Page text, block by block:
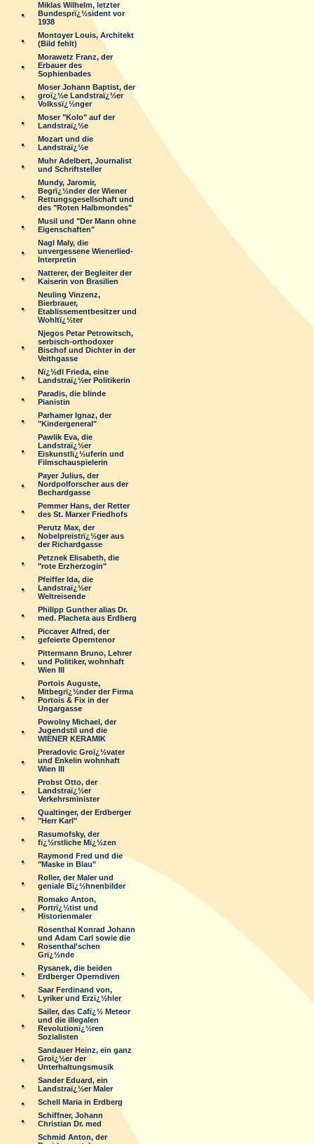
Miklas Wilhelm, letzter
Bundesprï¿½sident vor
1938
Montoyer Louis, Architekt
(Bild fehlt)
Morawetz Franz, der
Erbauer des
Sophienbades
Moser Johann Baptist, der
groï¿½e Landstraï¿½er
Volkssï¿½nger
Moser "Kolo" auf der
Landstraï¿½e
Mozart und die
Landstraï¿½e
Muhr Adelbert, Journalist
und Schriftsteller
Mundy, Jaromir,
Begrï¿½nder der Wiener
Rettungsgesellschaft und
des "Roten Halbmondes"
Musil und "Der Mann ohne
Eigenschaften"
Nagl Maly, die
unvergessene Wienerlied-
Interpretin
Natterer, der Begleiter der
Kaiserin von Brasilien
Neuling Vinzenz,
Bierbrauer,
Etablissementbesitzer und
Wohltï¿½ter
Njegos Petar Petrowitsch,
serbisch-orthodoxer
Bischof und Dichter in der
Veithgasse
Nï¿½dl Frieda, eine
Landstraï¿½er Politikerin
Paradis, die blinde
Pianistin
Parhamer Ignaz, der
"Kindergeneral"
Pawlik Eva, die
Landstraï¿½er
Eiskunstlï¿½uferin und
Filmschauspielerin
Payer Julius, der
Nordpolforscher aus der
Bechardgasse
Pemmer Hans, der Retter
des St. Marxer Friedhofs
Perutz Max, der
Nobelpreistrï¿½ger aus
der Richardgasse
Petznek Elisabeth, die
"rote Erzherzogin"
Pfeiffer Ida, die
Landstraï¿½er
Weltreisende
Philipp Gunther alias Dr.
med. Placheta aus Erdberg
Piccaver Alfred, der
gefeierte Operntenor
Pittermann Bruno, Lehrer
und Politiker, wohnhaft
Wien III
Portois Auguste,
Mitbegrï¿½nder der Firma
Portois & Fix in der
Ungargasse
Powolny Michael, der
Jugendstil und die
WIENER KERAMIK
Preradovic Groï¿½vater
und Enkelin wohnhaft
Wien III
Probst Otto, der
Landstraï¿½er
Verkehrsminister
Qualtinger, der Erdberger
"Herr Karl"
Rasumofsky, der
fï¿½rstliche Mï¿½zen
Raymond Fred und die
"Maske in Blau"
Roller, der Maler und
geniale Bï¿½hnenbilder
Romako Anton,
Portrï¿½tist und
Historienmaler
Rosenthal Konrad Johann
und Adam Carl sowie die
Rosenthal'schen
Grï¿½nde
Rysanek, die beiden
Erdberger Operndiven
Saar Ferdinand von,
Lyriker und Erzï¿½hler
Sailer, das Cafï¿½ Meteor
und die illegalen
Revolutionï¿½ren
Sozialisten
Sandauer Heinz, ein ganz
Groï¿½er der
Unterhaltungsmusik
Sander Eduard, ein
Landstraï¿½er Maler
Schell Maria in Erdberg
Schiffner, Johann
Christian Dr. med
Schmid Anton, der